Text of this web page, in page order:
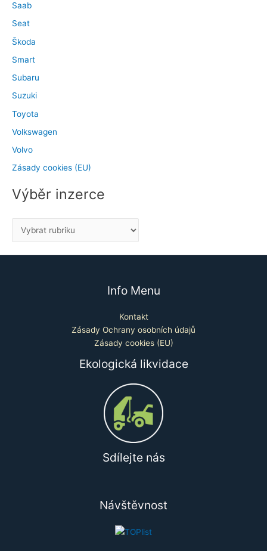
Saab
Seat
Škoda
Smart
Subaru
Suzuki
Toyota
Volkswagen
Volvo
Zásady cookies (EU)
Výběr inzerce
Info Menu
Kontakt
Zásady Ochrany osobních údajů
Zásady cookies (EU)
Ekologická likvidace
Sdílejte nás
Návštěvnost